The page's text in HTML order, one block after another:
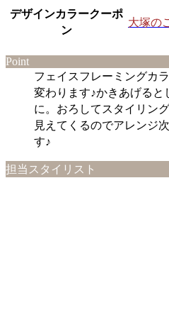
デザインカラークーポ
ン
大塚の
Point
フェイスフレーミングカ
変わります♪かきあげる
に。おろしてスタイリン
見えてくるのでアレンジ
す♪
担当スタイリスト